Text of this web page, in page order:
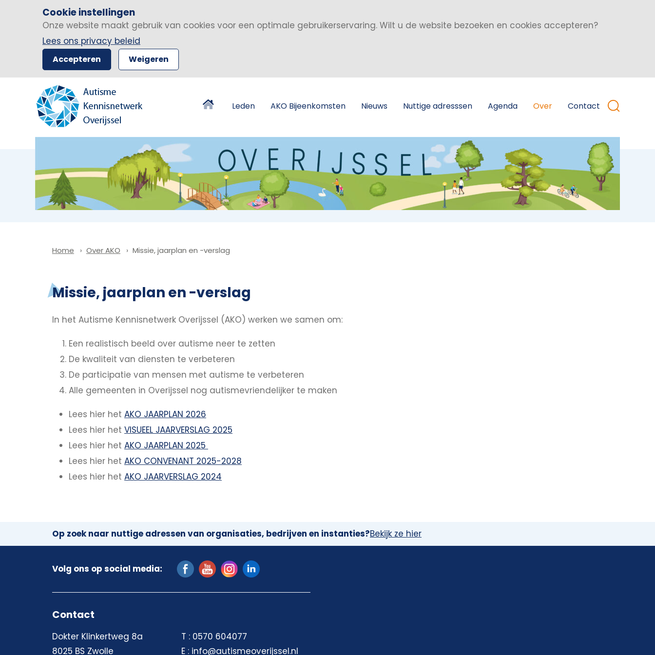
Cookie instellingen
Onze website maakt gebruik van cookies voor een optimale gebruikerservaring. Wilt u de website bezoeken en cookies accepteren?
Lees ons privacy beleid
Accepteren Weigeren
Leden AKO Bijeenkomsten Nieuws Nuttige adresssen Agenda Over Contact
Home Over AKO Missie, jaarplan en -verslag
Missie, jaarplan en -verslag
In het Autisme Kennisnetwerk Overijssel (AKO) werken we samen om:
Een realistisch beeld over autisme neer te zetten
De kwaliteit van diensten te verbeteren
De participatie van mensen met autisme te verbeteren
Alle gemeenten in Overijssel nog autismevriendelijker te maken
Lees hier het AKO JAARPLAN 2026
Lees hier het VISUEEL JAARVERSLAG 2025
Lees hier het AKO JAARPLAN 2025
Lees hier het AKO CONVENANT 2025-2028
Lees hier het AKO JAARVERSLAG 2024
Op zoek naar nuttige adressen van organisaties, bedrijven en instanties?Bekijk ze hier
Volg ons op social media:
Contact
Dokter Klinkertweg 8a
8025 BS Zwolle
T : 0570 604077
E : info@autismeoverijssel.nl